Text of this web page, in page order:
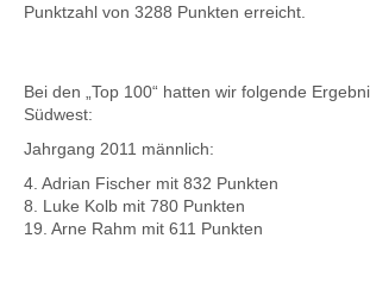
Punktzahl von 3288 Punkten erreicht.
Bei den „Top 100“ hatten wir folgende
Südwest:
Jahrgang 2011 männlich:
4. Adrian Fischer mit 832 Punkten
8. Luke Kolb mit 780 Punkten
19. Arne Rahm mit 611 Punkten